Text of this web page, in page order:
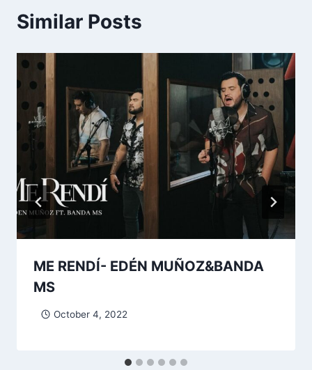
Similar Posts
ME RENDÍ- EDÉN MUÑOZ&BANDA
MS
October 4, 2022